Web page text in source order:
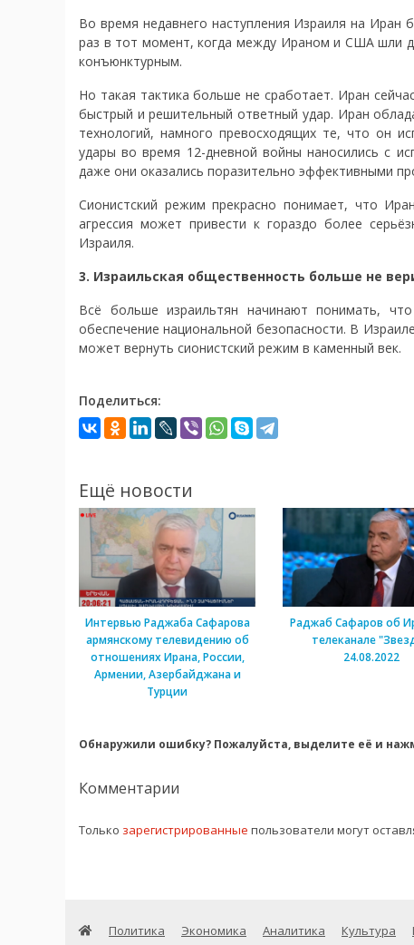
Во время недавнего наступления Израиля на
раз в тот момент, когда между Ираном и США шли
конъюнктурным.
Но такая тактика больше не сработает. Иран
быстрый и решительный ответный удар. Иран
технологий, намного превосходящих те, что он
удары во время 12-дневной войны наносились с
даже они оказались поразительно эффективными
Сионистский режим прекрасно понимает, что
агрессия может привести к гораздо более
Израиля.
3. Израильская общественность больше не
Всё больше израильтян начинают понимать,
обеспечение национальной безопасности. В
может вернуть сионистский режим в каменный век.
Поделиться:
Ещё новости
Интервью Раджаба Сафарова
армянскому телевидению об
отношениях Ирана, России,
Армении, Азербайджана и
Турции
Раджаб Сафаров об
телеканале
24.08.2022
Обнаружили ошибку? Пожалуйста, выделите её и
Комментарии
Только зарегистрированные пользователи могут
Политика Экономика Аналитика Культура